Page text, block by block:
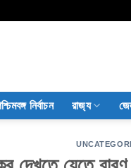
নির্বাচন রাজ‍্য